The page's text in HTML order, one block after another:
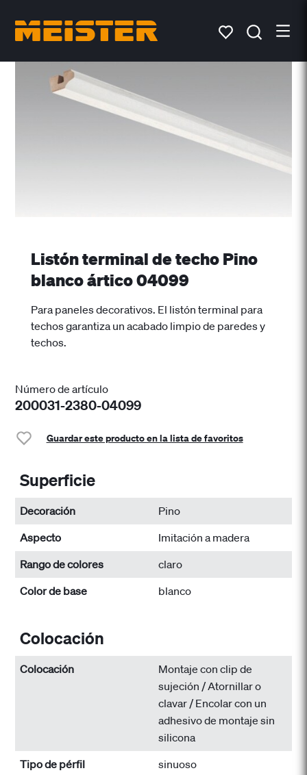
Listón terminal de techo Pino
blanco ártico 04099
Para paneles decorativos. El listón terminal para
techos garantiza un acabado limpio de paredes y
techos.
Número de artículo
200031-2380-04099
Guardar este producto en la lista de favoritos
Superficie
Decoración
Pino
Aspecto
Imitación a madera
Rango de colores
claro
Color de base
blanco
Colocación
Colocación
Montaje con clip de
sujeción / Atornillar o
clavar / Encolar con un
adhesivo de montaje sin
silicona
Tipo de pérfil
sinuoso